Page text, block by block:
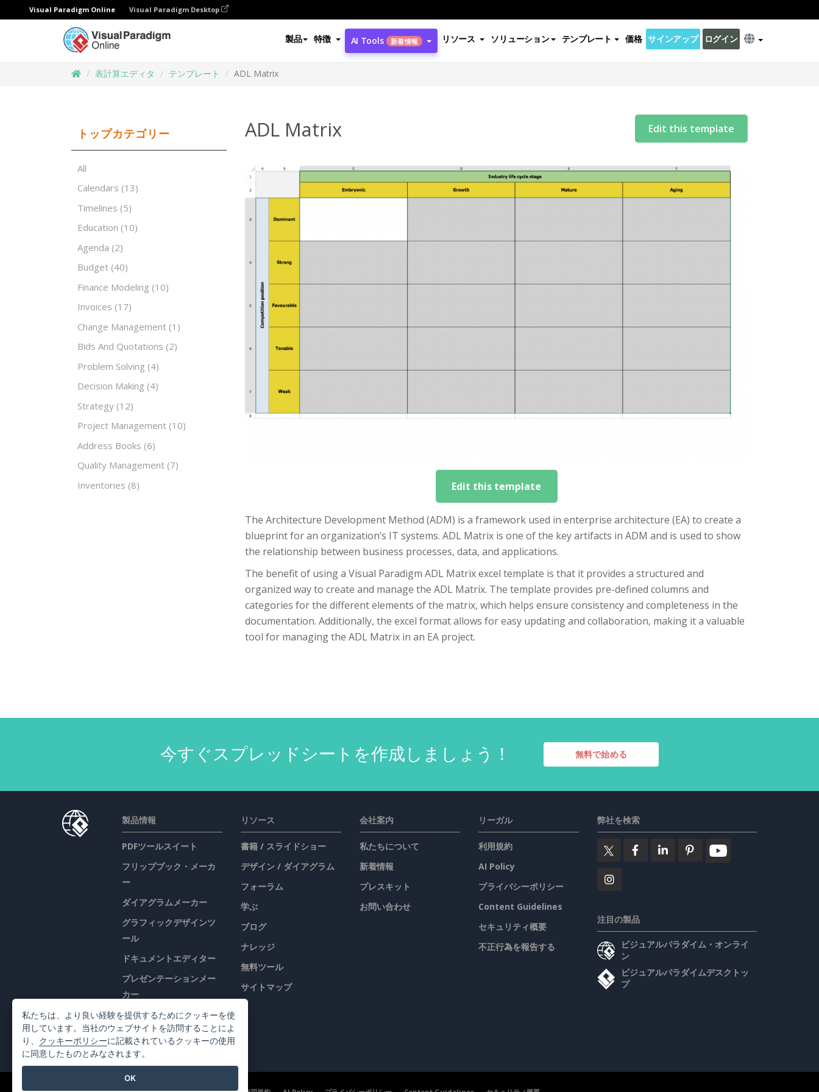
Visual Paradigm Online Visual Paradigm Desktop
製品 特徴 AI Tools 新着情報 リソース ソリューション テンプレート 価格 サインアップ ログイン
表計算エディタ テンプレート ADL Matrix
トップカテゴリー
All
Calendars (13)
Timelines (5)
Education (10)
Agenda (2)
Budget (40)
Finance Modeling (10)
Invoices (17)
Change Management (1)
Bids And Quotations (2)
Problem Solving (4)
Decision Making (4)
Strategy (12)
Project Management (10)
Address Books (6)
Quality Management (7)
Inventories (8)
ADL Matrix Edit this template
Edit this template
The Architecture Development Method (ADM) is a framework used in enterprise architecture (EA) to create a
blueprint for an organization’s IT systems. ADL Matrix is one of the key artifacts in ADM and is used to show
the relationship between business processes, data, and applications.
The benefit of using a Visual Paradigm ADL Matrix excel template is that it provides a structured and
organized way to create and manage the ADL Matrix. The template provides pre-defined columns and
categories for the different elements of the matrix, which helps ensure consistency and completeness in the
documentation. Additionally, the excel format allows for easy updating and collaboration, making it a valuable
tool for managing the ADL Matrix in an EA project.
今すぐスプレッドシートを作成しましょう！ 無料で始める
製品情報
PDFツールスイート
フリップブック・メーカ
ー
ダイアグラムメーカー
グラフィックデザインツ
ール
ドキュメントエディター
プレゼンテーションメー
カー
表計算エディター
価格
リソース
書籍 / スライドショー
デザイン / ダイアグラム
フォーラム
学ぶ
ブログ
ナレッジ
無料ツール
サイトマップ
会社案内
私たちについて
新着情報
プレスキット
お問い合わせ
リーガル
利用規約
AI Policy
プライバシーポリシー
Content Guidelines
セキュリティ概要
不正行為を報告する
弊社を検索
注目の製品
ビジュアルパラダイム・オンライ
ン
ビジュアルパラダイムデスクトッ
プ
私たちは、より良い経験を提供するためにクッキーを使
用しています。当社のウェブサイトを訪問することによ
り、 クッキーポリシーに記載されているクッキーの使用
に同意したものとみなされます。
OK